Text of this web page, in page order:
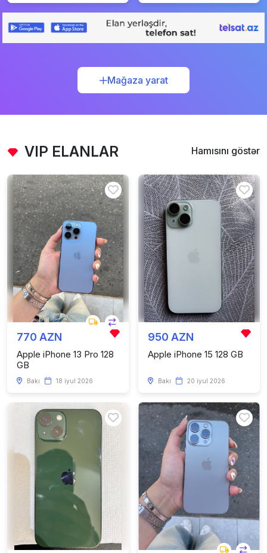
Mağaza yarat
VIP ELANLAR Hamısını göstər
770 AZN
Apple iPhone 13 Pro 128
GB
Bakı 18 iyul 2026
950 AZN
Apple iPhone 15 128 GB
Bakı 20 iyul 2026